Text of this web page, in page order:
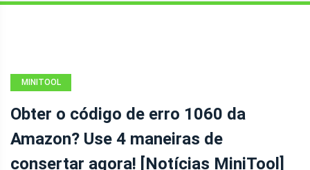
MINITOOL
Obter o código de erro 1060 da
Amazon? Use 4 maneiras de
consertar agora! [Notícias MiniTool]